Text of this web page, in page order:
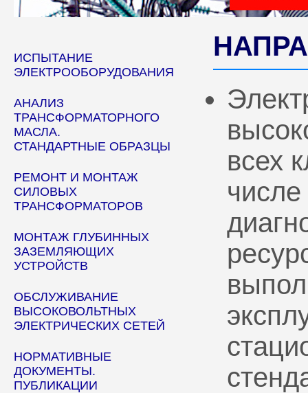
ИСПЫТАНИЕ
ЭЛЕКТРООБОРУДОВАНИЯ
АНАЛИЗ
ТРАНСФОРМАТОРНОГО
МАСЛА.
СТАНДАРТНЫЕ ОБРАЗЦЫ
РЕМОНТ И МОНТАЖ
СИЛОВЫХ
ТРАНСФОРМАТОРОВ
МОНТАЖ ГЛУБИННЫХ
ЗАЗЕМЛЯЮЩИХ
УСТРОЙСТВ
ОБСЛУЖИВАНИЕ
ВЫСОКОВОЛЬТНЫХ
ЭЛЕКТРИЧЕСКИХ СЕТЕЙ
НОРМАТИВНЫЕ
ДОКУМЕНТЫ.
ПУБЛИКАЦИИ
всех